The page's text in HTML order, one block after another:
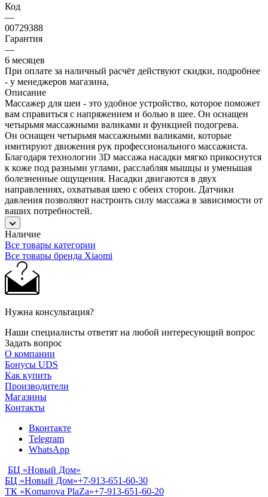
Код
—
00729388
Гарантия
—
6 месяцев
При оплате за наличный расчёт действуют скидки, подробнее
- у менеджеров магазина,
Описание
Массажер для шеи - это удобное устройство, которое поможет
вам справиться с напряжением и болью в шее. Он оснащен
четырьмя массажными валиками и функцией подогрева.
Он оснащен четырьмя массажными валиками, которые
имитируют движения рук профессионального массажиста.
Благодаря технологии 3D массажа насадки мягко прикоснутся
к коже под разными углами, расслабляя мышцы и уменьшая
болезненные ощущения. Насадки двигаются в двух
направлениях, охватывая шею с обеих сторон. Датчики
давления позволяют настроить силу массажа в зависимости от
ваших потребностей.
Наличие
Все товары категории
Все товары бренда Xiaomi
Нужна консультация?
Наши специалисты ответят на любой интересующий вопрос
Задать вопрос
О компании
Бонусы UDS
Как купить
Производители
Магазины
Контакты
Вконтакте
Telegram
WhatsApp
БЦ «Новый Дом»
БЦ «Новый Дом»+7-913-651-60-30
ТК «Komarova PlaZa»+7-913-651-60-20